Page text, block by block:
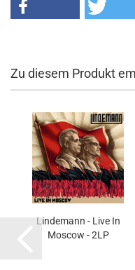
Zu diesem Produkt
Lindemann - Live In
Moscow - 2LP